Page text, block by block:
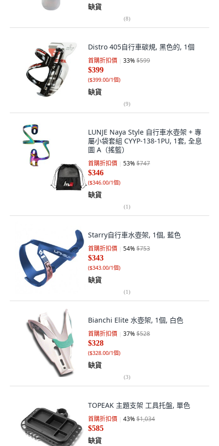
缺貨
(8)
Distro 405自行車碳規, 黑色的, 1個
首購折扣價 33%$599
$399
($399.00/1個)
缺貨
(9)
LUNJE Naya Style 自行車水壺架 + 專
屬小袋套組 CYYP-138-1PU, 1套, 全息
圖 A（搖籃）
首購折扣價 53%$747
$346
($346.00/1個)
缺貨
(1)
Starry自行車水壺架, 1個, 藍色
首購折扣價 54%$753
$343
($343.00/1個)
缺貨
(1)
Bianchi Elite 水壺架, 1個, 白色
首購折扣價 37%$528
$328
($328.00/1個)
缺貨
(3)
TOPEAK 主題支架 工具托盤, 單色
首購折扣價 43%$1,034
$585
缺貨